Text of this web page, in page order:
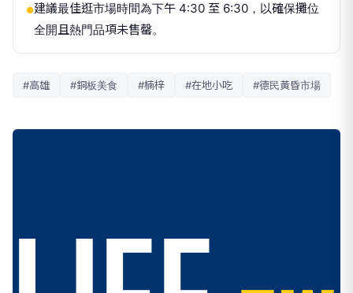
●建議最佳逛市場時間為下午 4:30 至 6:30，以確保攤位
全開且熱門品項未售罄。
#高雄 #銅板美食 #楠梓 #在地小吃 #德民黃昏市場